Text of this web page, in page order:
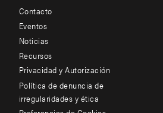
Footer
menu
-
Additional
Contacto
Eventos
Noticias
Recursos
Privacidad y Autorización
Política de denuncia de
irregularidades y ética